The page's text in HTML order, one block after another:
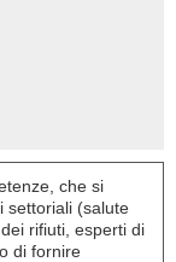
che si
settoriali (salute
rifiuti, esperti di
di fornire